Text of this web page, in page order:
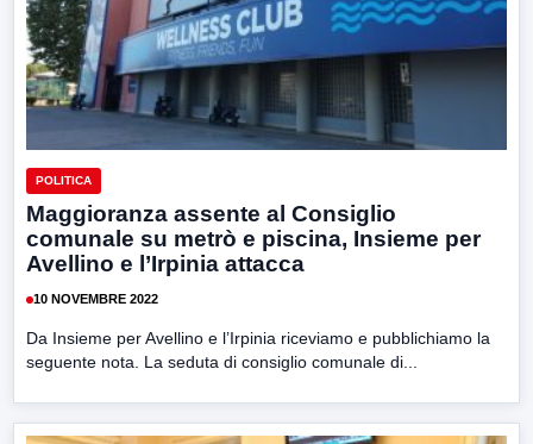
POLITICA
Maggioranza assente al Consiglio
comunale su metrò e piscina, Insieme per
Avellino e l’Irpinia attacca
10 NOVEMBRE 2022
Da Insieme per Avellino e l’Irpinia riceviamo e pubblichiamo la
seguente nota. La seduta di consiglio comunale di...